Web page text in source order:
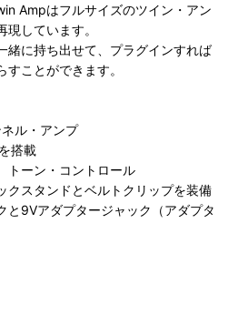
Ampはフルサイズのツイン・アン
しています。
緒に持ち出せて、プラグインすれば
ことができます。
ル・アンプ
搭載
トーン・コントロール
クスタンドとベルトクリップを装備
と9Vアダプタージャック（アダプタ